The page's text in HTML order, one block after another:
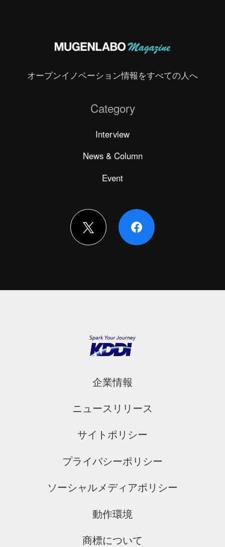
オープンイノベーション情報をすべての人へ
Category
Interview
News & Column
Event
企業情報
ニュースリリース
サイトポリシー
プライバシーポリシー
ソーシャルメディアポリシー
動作環境
商標について